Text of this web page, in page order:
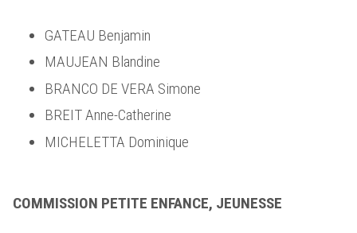
GATEAU Benjamin
MAUJEAN Blandine
BRANCO DE VERA Simone
BREIT Anne-Catherine
MICHELETTA Dominique
COMMISSION PETITE ENFANCE, JEUNESSE